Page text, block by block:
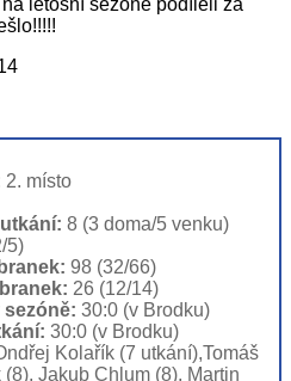
letošní sezoně podíleli za
2. místo
8 (3 doma/5 venku)
5)
98 (32/66)
26 (12/14)
sezóně: 30:0 (v Brodku)
30:0 (v Brodku)
Kolařík (7 utkání),Tomáš
Jakub Chlum (8), Martin